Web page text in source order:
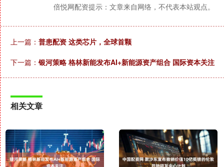
倍悦网配资提示：文章来自网络，不代表本站观点。
上一篇： 普患配资 这类芯片，全球首颗
下一篇： 银河策略 格林新能发布AI+新能源资产组合 国际资本关注
相关文章